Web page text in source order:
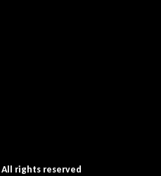
All rights reserved